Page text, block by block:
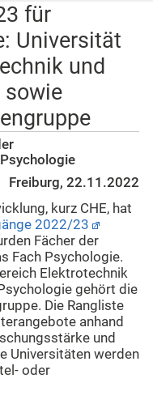
für
Universität
und
Freiburg, 22.11.2022
kurz CHE, hat
2022/23
Fächer der
Fach Psychologie.
Elektrotechnik
gehört die
Die Rangliste
anhand
und
Universitäten werden
oder